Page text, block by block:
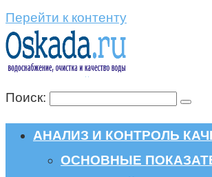
Перейти к контенту
Поиск:
АНАЛИЗ И КОНТРОЛЬ
ОСНОВНЫЕ